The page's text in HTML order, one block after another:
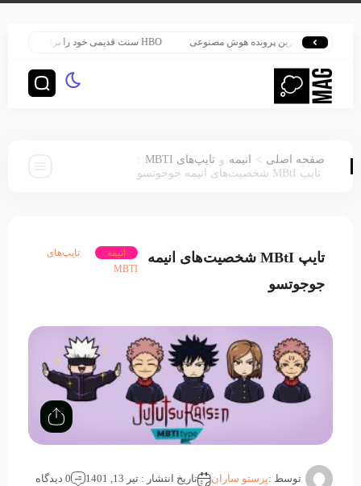
بزرگ‌ترین پرونده هوش مصنوعی HBO سنت قدیمی خود را برای پخش سریال هری پاتر تغییر داد
صفحه اصلی > انیمه و تایپ‌های MBTI
:
تایپ MBtI شخصیت‌های انیمه جوجوتسو
تایپ MBtI شخصیت‌های انیمه
جوجوتسو
انیمه
تایپ‌های
MBTI
توسط :پرستو ساران تاریخ انتشار : تیر 13, 1401
0 دیدگاه